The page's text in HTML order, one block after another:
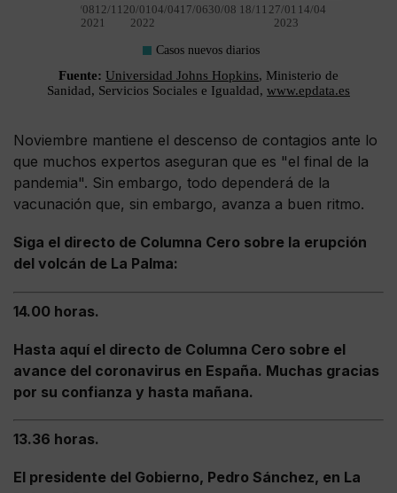
Noviembre mantiene el descenso de contagios ante lo
que muchos expertos aseguran que es "el final de la
pandemia". Sin embargo, todo dependerá de la
vacunación que, sin embargo, avanza a buen ritmo.
Siga el directo de Columna Cero sobre la erupción
del volcán de La Palma:
14.00 horas.
Hasta aquí el directo de Columna Cero sobre el
avance del coronavirus en España. Muchas gracias
por su confianza y hasta mañana.
13.36 horas.
El presidente del Gobierno, Pedro Sánchez, en La